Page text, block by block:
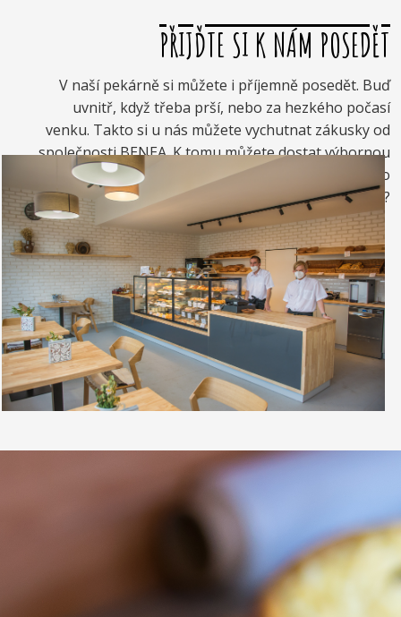
PŘIJĎTE SI K NÁM POSEDĚT
V naší pekárně si můžete i příjemně posedět. Buď
uvnitř, když třeba prší, nebo za hezkého počasí
venku. Takto si u nás můžete vychutnat zákusky od
společnosti BENEA. K tomu můžete dostat výbornou
kávou. Nebo si raději dáte zrmzlinový pohár nebo
vynikající točenou zmrzlinu?